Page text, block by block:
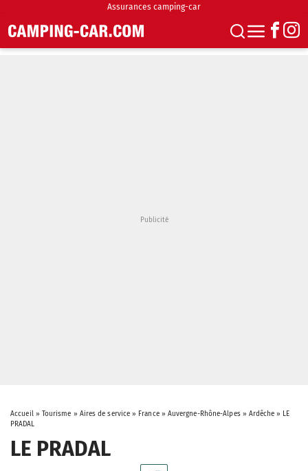
Assurances camping-car
Accueil» Tourisme » Aires de service » France» Auvergne-Rhône-Alpes» Ardêche » LE
PRADAL
LE PRADAL